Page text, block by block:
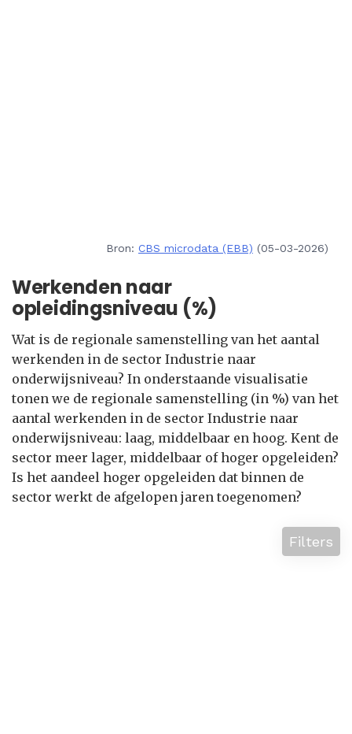
Bron: CBS microdata (EBB) (05-03-2026)
Werkenden naar
opleidingsniveau (%)
Wat is de regionale samenstelling van het aantal
werkenden in de sector Industrie naar
onderwijsniveau? In onderstaande visualisatie
tonen we de regionale samenstelling (in %) van het
aantal werkenden in de sector Industrie naar
onderwijsniveau: laag, middelbaar en hoog. Kent de
sector meer lager, middelbaar of hoger opgeleiden?
Is het aandeel hoger opgeleiden dat binnen de
sector werkt de afgelopen jaren toegenomen?
Filters